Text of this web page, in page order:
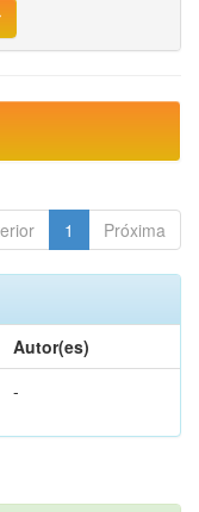
1 Próxima
Autor(es)
-